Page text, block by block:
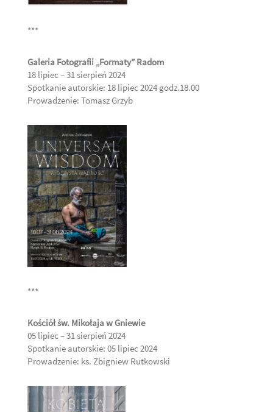
***
Galeria Fotografii „Formaty” Radom
18 lipiec – 31 sierpień 2024
Spotkanie autorskie: 18 lipiec 2024 godz.18.00
Prowadzenie: Tomasz Grzyb
***
Kościół św. Mikołaja w Gniewie
05 lipiec – 31 sierpień 2024
Spotkanie autorskie: 05 lipiec 2024
Prowadzenie: ks. Zbigniew Rutkowski